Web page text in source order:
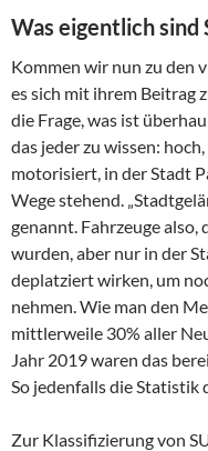
Was eigentlich sind
Kommen wir nun zu den
es sich mit ihrem Beitrag
die Frage, was ist
das jeder zu wissen:
motorisiert, in der Stadt
Wege stehend.
genannt. Fahrzeuge
wurden, aber nur in der
deplatziert wirken, um
nehmen. Wie man den
mittlerweile 30% aller
Jahr 2019 waren das
So jedenfalls die Statistik
Zur Klassifizierung von